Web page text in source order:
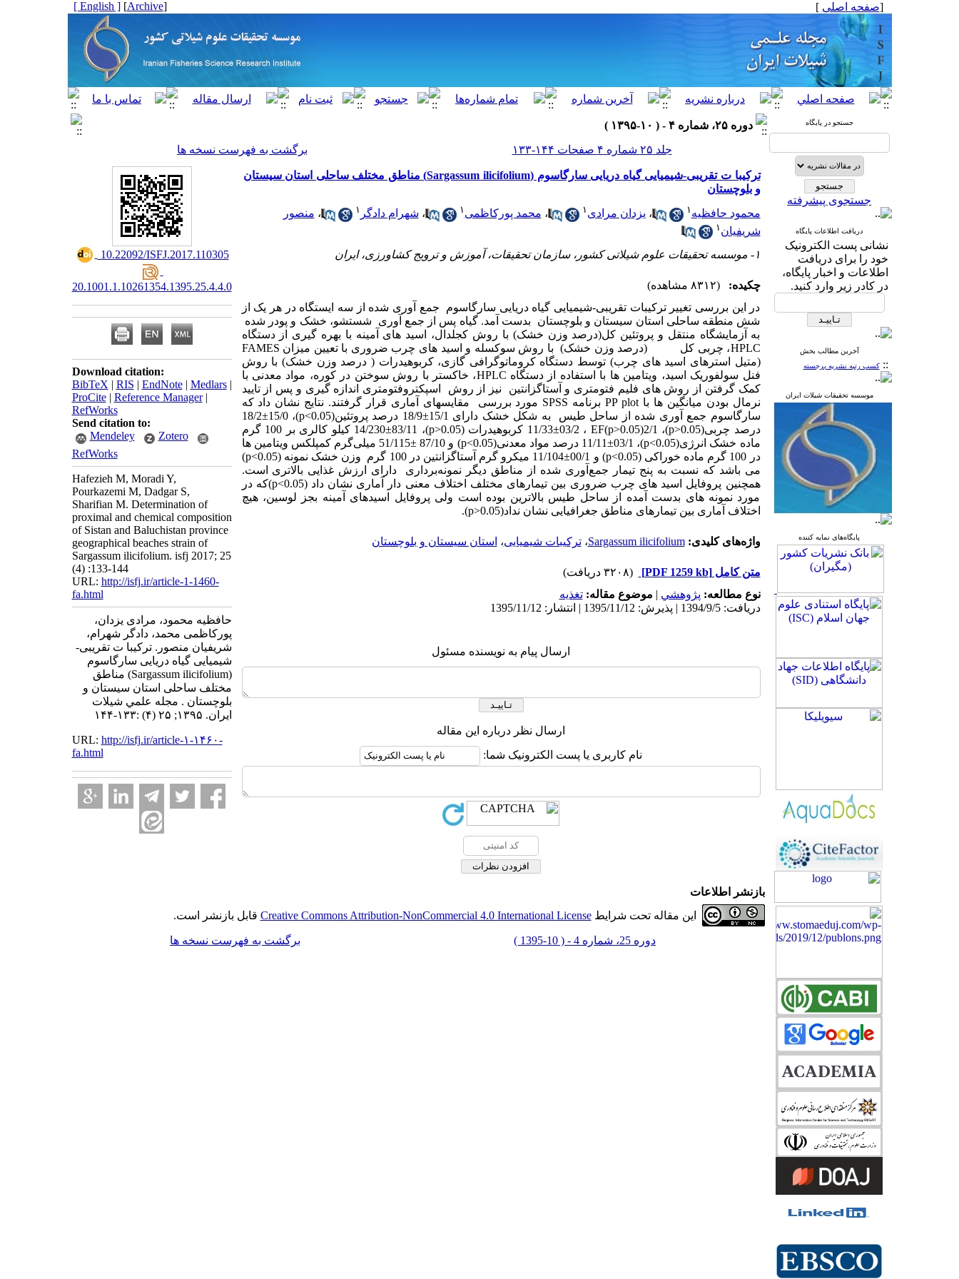
[صفحه اصلی ]
[
Archive
]
[ English ]
جستجو در پایگاه
جستجوی پیشرفته
دریافت اطلاعات پایگاه
نشانی پست الکترونیک
خود را برای دریافت
اطلاعات و اخبار پایگاه،
در کادر زیر وارد کنید.
آخرین مطالب بخش
::کسب رتبه نشریه برجسته
موسسه تحقیقات شیلات ایران
پایگاه‌های نمایه کننده
دوره ۲۵، شماره ۴ - ( ۱۰-۱۳۹۵ )
جلد ۲۵ شماره ۴ صفحات ۱۴۴-۱۳۳
برگشت به فهرست نسخه ها
ترکیبا ت تقریبی-شیمیایی گیاه دریایی سارگاسوم (Sargassum ilicifolium) مناطق مختلف ساحلی استان سیستان
و بلوچستان
محمود حافظیه ۱ ، یزدان مرادی ۱ ، محمد پورکاظمی ۱ ، شهرام دادگر ۱ ، منصور
شریفیان ۱
۱- موسسه تحقیقات علوم شیلاتی کشور، سازمان تحقیقات، آموزش و ترویج کشاورزی، ایران
چکیده:
(۸۳۱۲ مشاهده)
در این بررسی تغییر ترکیبات تقریبی-شیمیایی گیاه دریایی سارگاسوم جمع آوری شده از سه ایستگاه در هر یک از
شش منطقه ساحلی استان سیستان و بلوچستان بدست آمد. گیاه پس از جمع آوری شستشو، خشک و پودر شده
به آزمایشگاه منتقل و پروتئین کل(درصد وزن خشک) با روش کجلدال، اسید های آمینه با بهره گیری از دستگاه
HPLC، چربی کل (درصد وزن خشک) با روش سوکسله و اسید های چرب ضروری با تعیین میزان FAMES
(متیل استرهای اسید های چرب) توسط دستگاه کروماتوگرافی گازی، کربوهیدرات ( درصد وزن خشک) با روش
فنل سولفوریک اسید، ویتامین ها با استفاده از دستگاه HPLC، خاکستر با روش سوختن در کوره، مواد معدنی با
کمک گرفتن از روش های فلیم فتومتری و آستاگزانتین نیز از روش اسپکتروفتومتری اندازه گیری و پس از تایید
نرمال بودن میانگین ها با PP plotبرنامه SPSS مورد بررسی مقایسه­ای آماری قرار گرفتند. نتایج نشان داد که
سارگاسوم جمع آوری شده از ساحل طیس به شکل خشک دارای 15/1±18/9 درصد پروتئین(
p<0.05
)، 15/0±18/2
درصد چربی(p>0.05)، 2/1( p>0.05
)
EF ، 03/2±11/33 کربوهیدرات ( p>0.05
)، 83/11±14/230 کیلو کالری بر 100 گرم
ماده خشک انرژی(p<0.05)، 03/1±11/11 درصد مواد معدنی( p<0.05) و 87/10 ±51/115 میلی
گرم کمپلکس ویتامین ها
در 100 گرم ماده خوراکی (
p<0.05) و 00/1±11/104 میکرو گرم آستاگزانتین در 100 گرم وزن خشک نمونه ( p<0.05
)
می باشد که نسبت به پنج تیمار جمع آوری شده از مناطق دیگر نمونهبرداری دارای ارزش غذایی بالاتری است.
همچنین پروفایل اسید های چرب ضروری بین تیمارهای مختلف اختلاف معنی دار آماری نشان داد (p<0.05)که در
مورد نمونه های بدست آمده از ساحل طیس بالاترین بوده است ولی پروفایل اسیدهای آمینه بجز لوسین، هیچ
اختلاف آماری بین تیمارهای مناطق جغرافیایی نشان نداد(p>0.05
).
واژه‌های کلیدی:Sargassum ilicifolium،ترکیبات شیمیایی، استان سیستان و بلوچستان
متن کامل[PDF 1259 kb]
(۳۲۰۸ دریافت)
نوع مطالعه: پژوهشي | موضوع مقاله:تغذيه
دریافت: 1394/9/5 | پذیرش: 1395/11/12 | انتشار: 1395/11/12
ارسال پیام به نویسنده مسئول
ارسال نظر درباره این مقاله
نام کاربری یا پست الکترونیک شما:
‎ 10.22092/ISFJ.2017.110305
20.1001.1.10261354.1395.25.4.4.0
Download citation:
BibTeX | RIS | EndNote| Medlars|
ProCite| Reference Manager|
RefWorks
Send citation to:
Mendeley
Zotero
RefWorks
Hafezieh M, Moradi Y,
Pourkazemi M, Dadgar S,
Sharifian M. Determination of
proximal and chemical composition
of Sistan and Baluchistan province
geographical beaches strain of
Sargassum ilicifolium. isfj 2017; 25
(4) :133-144
URL: http://isfj.ir/article-1-1460-
fa.html
حافظیه محمود، مرادی یزدان،
پورکاظمی محمد، دادگر شهرام،
شریفیان منصور. ترکیبا ت تقریبی-
شیمیایی گیاه دریایی سارگاسوم
(Sargassum ilicifolium) مناطق
مختلف ساحلی استان سیستان و
بلوچستان . مجله علمي شيلات
ايران. ۱۳۹۵; ۲۵ (۴) :۱۳۳-۱۴۴
URL: http://isfj.ir/article-۱-۱۴۶۰-
fa.html
بازنشر اطلاعات
این مقاله تحت شرایطCreative Commons Attribution-NonCommercial 4.0 International License قابل بازنشر است.
دوره 25، شماره 4 - ( 10-1395 ) برگشت به فهرست نسخه ها